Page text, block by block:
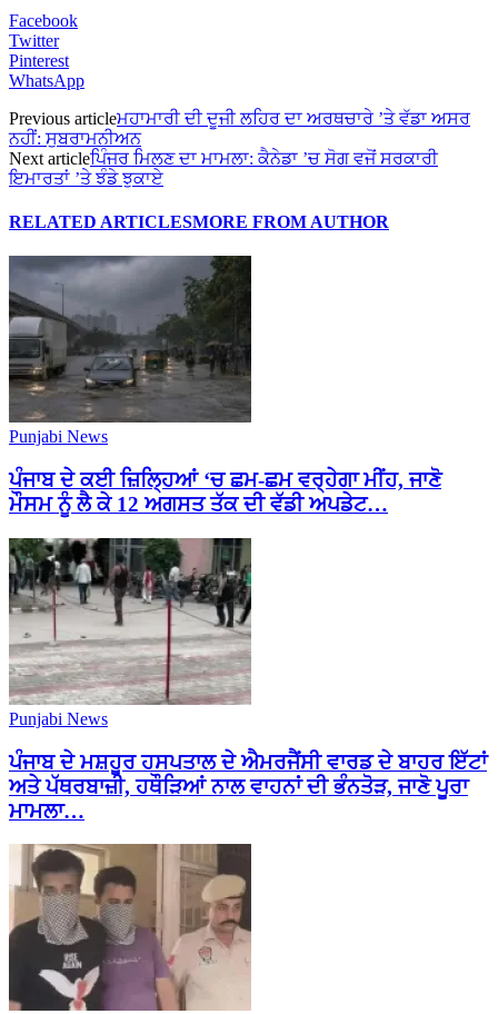
Facebook
Twitter
Pinterest
WhatsApp
Previous articleਮਹਾਮਾਰੀ ਦੀ ਦੂਜੀ ਲਹਿਰ ਦਾ ਅਰਥਚਾਰੇ ’ਤੇ ਵੱਡਾ ਅਸਰ
ਨਹੀਂ: ਸੁਬਰਾਮਨੀਅਨ
Next articleਪਿੰਜਰ ਮਿਲਣ ਦਾ ਮਾਮਲਾ: ਕੈਨੇਡਾ ’ਚ ਸੋਗ ਵਜੋਂ ਸਰਕਾਰੀ
ਇਮਾਰਤਾਂ ’ਤੇ ਝੰਡੇ ਝੁਕਾਏ
RELATED ARTICLESMORE FROM AUTHOR
Punjabi News
ਪੰਜਾਬ ਦੇ ਕਈ ਜ਼ਿਲ੍ਹਿਆਂ ‘ਚ ਛਮ-ਛਮ ਵਰ੍ਹੇਗਾ ਮੀਂਹ, ਜਾਣੋ
ਮੌਸਮ ਨੂੰ ਲੈ ਕੇ 12 ਅਗਸਤ ਤੱਕ ਦੀ ਵੱਡੀ ਅਪਡੇਟ…
Punjabi News
ਪੰਜਾਬ ਦੇ ਮਸ਼ਹੂਰ ਹਸਪਤਾਲ ਦੇ ਐਮਰਜੈਂਸੀ ਵਾਰਡ ਦੇ ਬਾਹਰ ਇੱਟਾਂ
ਅਤੇ ਪੱਥਰਬਾਜ਼ੀ, ਹਥੌੜਿਆਂ ਨਾਲ ਵਾਹਨਾਂ ਦੀ ਭੰਨਤੋੜ, ਜਾਣੋ ਪੂਰਾ
ਮਾਮਲਾ…